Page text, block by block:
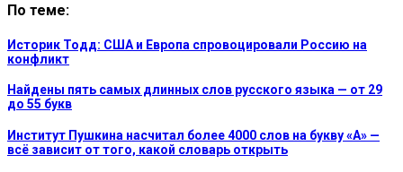
По теме:
Историк Тодд: США и Европа спровоцировали Россию на
конфликт
Найдены пять самых длинных слов русского языка — от 29
до 55 букв
Институт Пушкина насчитал более 4000 слов на букву «А» —
всё зависит от того, какой словарь открыть